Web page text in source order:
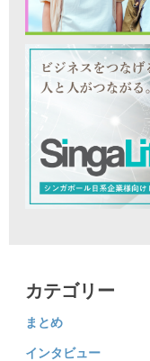
カテゴリー
まとめ
インタビュー